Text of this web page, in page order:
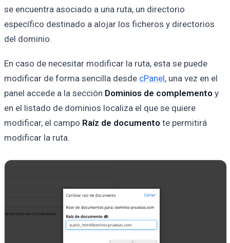
se encuentra asociado a una ruta, un directorio
específico destinado a alojar los ficheros y directorios
del dominio.
En caso de necesitar modificar la ruta, esta se puede
modificar de forma sencilla desde cPanel, una vez en el
panel accede a la sección Dominios de complemento y
en el listado de dominios localiza el que se quiere
modificar, el campo Raíz de documento te permitirá
modificar la ruta.